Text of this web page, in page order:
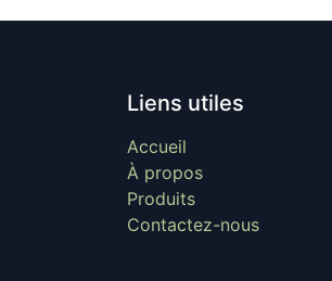
Liens utiles
Accueil
À propos
Produits
Contactez-nous